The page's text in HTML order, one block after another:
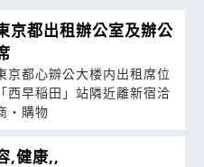
京都出租辦公室及辦公
京都心辧公大楼内出租席位
「西早稲田」站隣近離新宿洽
・購物
,健康,,